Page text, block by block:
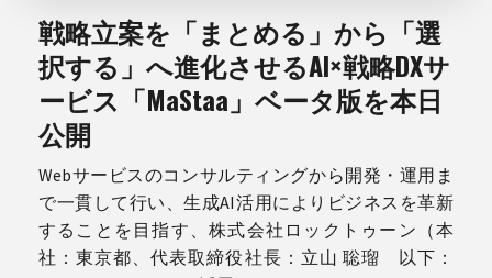
戦略立案を「まとめる」から「選
択する」へ進化させるAI×戦略DXサ
ービス「MaStaa」ベータ版を本日
公開
Webサービスのコンサルティングから開発・運用ま
で一貫して行い、生成AI活用によりビジネスを革新
することを目指す、株式会社ロックトゥーン（本
社：東京都、代表取締役社長：立山 聡瑠 以下：